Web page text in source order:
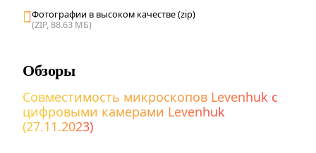
Фотографии в высоком качестве (zip)
(ZIP, 88.63 МБ)
Обзоры
Совместимость микроскопов Levenhuk с
цифровыми камерами Levenhuk
(27.11.2023)